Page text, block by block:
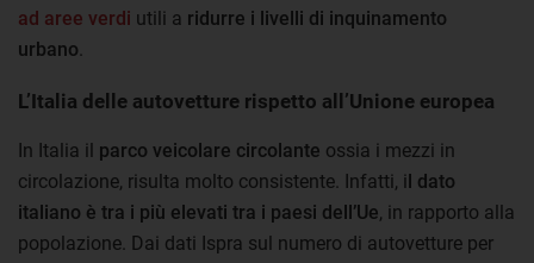
ad aree verdi utili a ridurre i livelli di inquinamento
urbano
L’Italia delle autovetture rispetto all’Unione europea
In Italia il parco veicolare circolante ossia i mezzi in
circolazione, risulta molto consistente. Infatti, il dato
italiano è tra i più elevati tra i paesi dell’Ue, in rapporto alla
popolazione. Dai dati Ispra sul numero di autovetture per